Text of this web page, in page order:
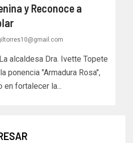
y Reconoce a
alcaldesa Dra. Ivette Topete
ponencia "Armadura Rosa",
en fortalecer la...